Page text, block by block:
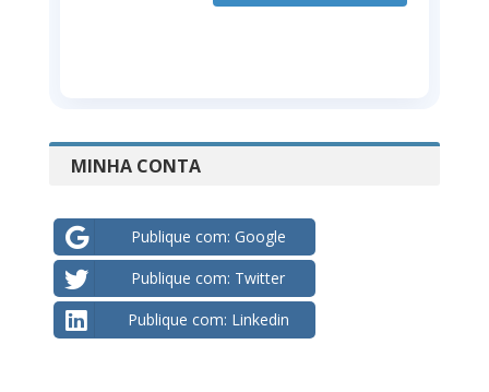
MINHA CONTA
Publique com: Google
Publique com: Twitter
Publique com: Linkedin